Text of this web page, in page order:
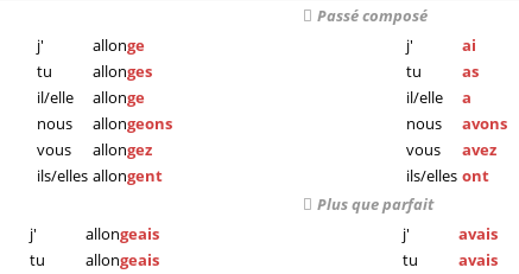
j'
allonge
tu
allonges
il/elle
allonge
nous
allongeons
vous
allongez
ils/elles allongent
Passé composé
j'
ai
tu
as
il/elle
a
nous
avons
vous
avez
ils/elles ont
j'
allongeais
tu
allongeais
Plus que parfait
j'
avais
tu
avais